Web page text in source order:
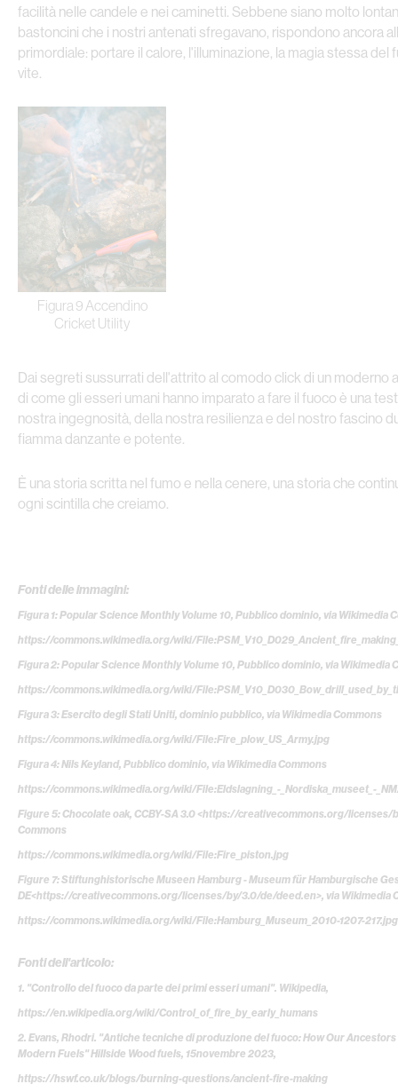
facilità nelle candele e nei caminetti. Sebbene siano molto
bastoncini che i nostri antenati sfregavano, rispondono ancora
primordiale: portare il calore, l'illuminazione, la magia stessa del
vite.
Figura 9 Accendino
Cricket Utility
Dai segreti sussurrati dell'attrito al comodo click di un moderno
di come gli esseri umani hanno imparato a fare il fuoco è una
nostra ingegnosità, della nostra resilienza e del nostro fascino
fiamma danzante e potente.
È una storia scritta nel fumo e nella cenere, una storia che
ogni scintilla che creiamo.
Fonti delle immagini:
Figura 1: Popular Science Monthly Volume 10, Pubblico dominio, via Wikimedia
https://commons.wikimedia.org/wiki/
Figura 2: Popular Science Monthly Volume 10, Pubblico dominio, via Wikimedia
https://commons.wikimedia.org/wiki/
Figura 3: Esercito degli Stati Uniti, dominio pubblico, via Wikimedia Commons
https://commons.wikimedia.org/wiki/File:Fire_plow_US_Army.jpg
Figura 4: Nils Keyland, Pubblico dominio, via Wikimedia Commons
https://commons.wikimedia.org/wiki/File:Eldslagning_-_Nordiska_museet_-
Figure 5: Chocolate oak, CCBY-SA 3.0 <https://creativecommons.org/licenses/
Commons
https://commons.wikimedia.org/wiki/File:Fire_piston.jpg
Figure 7: Stiftunghistorische Museen Hamburg - Museum für Hamburgische
DE<https://creativecommons.org/licenses/by/3.0/de/deed.en>, via Wikimedia
https://commons.wikimedia.org/wiki/File:Hamburg_Museum_2010-1207-217.jpg
Fonti dell'articolo:
1. "Controllo del fuoco da parte dei primi esseri umani". Wikipedia,
https://en.wikipedia.org/wiki/Control_of_fire_by_early_humans
2. Evans, Rhodri. "Antiche tecniche di produzione del fuoco: How Our
Modern Fuels" Hillside Wood fuels, 15novembre 2023,
https://hswf.co.uk/blogs/burning-questions/ancient-fire-making